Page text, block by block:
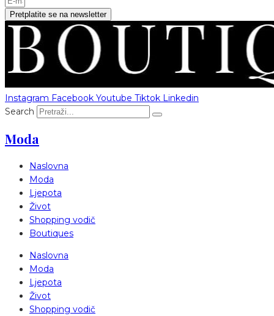
Pretplatite se na newsletter
Instagram Facebook Youtube Tiktok Linkedin
Search
Moda
Naslovna
Moda
Ljepota
Život
Shopping vodič
Boutiques
Naslovna
Moda
Ljepota
Život
Shopping vodič